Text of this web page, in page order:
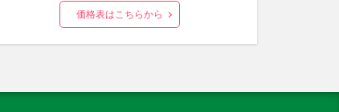
価格表はこちらから